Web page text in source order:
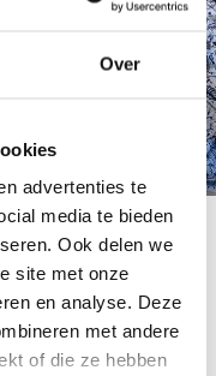
Over
advertenties te
media te bieden
Ook delen we
site met onze
en analyse. Deze
met andere
of die ze hebben